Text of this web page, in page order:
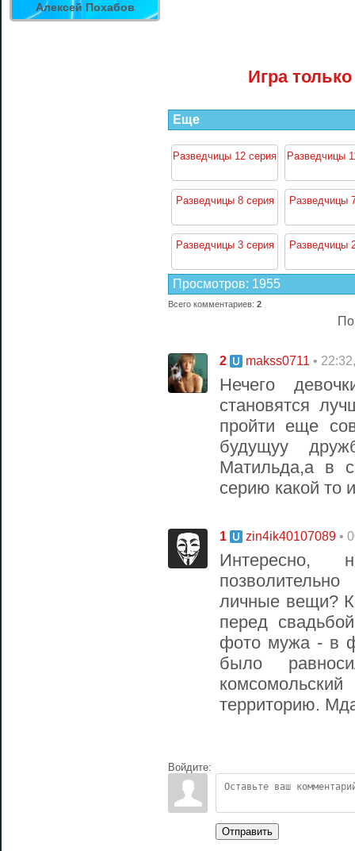
Алексей Похабов
Игра
Еще
Разведчицы 12 серия Разведчицы
Разведчицы 8 серия Разведчицы
Разведчицы 3 серия Разведчицы
Просмотров: 1955
Всего комментариев: 2
2 makss0711 •
Нечего
становятся
пройти еще
будущуу
Матильда,а в
серию какой то
1 zin4ik40107089 •
Интересно,
личные вещи?
перед
фото мужа - в
было
территорию.
Войдите:
Отправить